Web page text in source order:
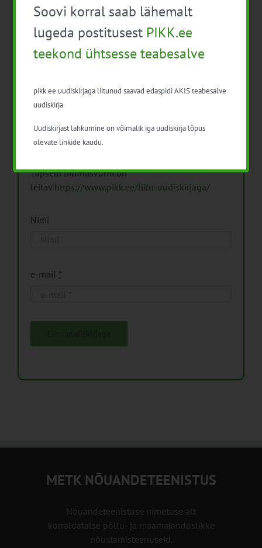
Pikk.ee uudiskirjaga liitumine.
Isikuandmeid töötleme vastavalt
Isikuandmete
Täpsem liitumisvorm on
leitav https://www.pikk.ee/liitu-uudiskirjaga/
Nimi
e-mail *
METK NÕUANDETEENISTUS
Nõuandeteenistuse nimetuse alt
korraldatalse põllu- ja maamajanduslikke
nõustamisteenuseid.
Soovi korral saab lähemalt
lugeda postitusest PIKK.ee
teekond ühtsesse teabesalve
pikk.ee uudiskirjaga liitunud saavad edaspidi AKIS teabesalve
uudiskirja.
Uudiskirjast lahkumine on võimalik iga uudiskirja lõpus
olevate linkide kaudu.